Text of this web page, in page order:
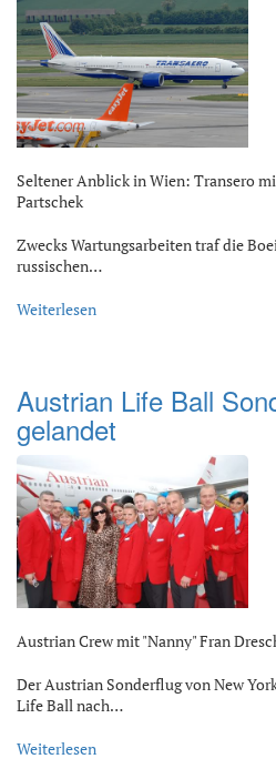
Seltener Anblick in Wien: Transero
Partschek
Zwecks Wartungsarbeiten traf die
russischen…
Weiterlesen
Austrian Life Ball
gelandet
Austrian Crew mit "Nanny" Fran
Der Austrian Sonderflug von New
Life Ball nach…
Weiterlesen